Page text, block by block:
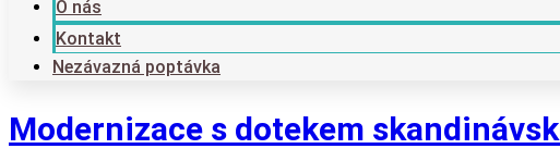
O nás
Kontakt
Nezávazná poptávka
Modernizace s dotekem